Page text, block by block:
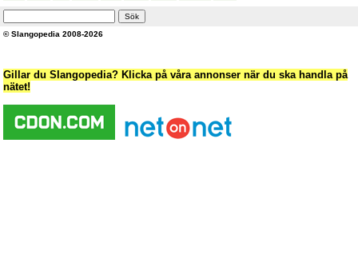
© Slangopedia 2008-2026
Gillar du Slangopedia? Klicka på våra annonser när du ska handla på
nätet!